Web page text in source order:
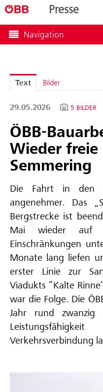
Presse
Navigation
Text Bilder
29.05.2026 5 BILDER
ÖBB-
Wieder freie
Semmering
Die Fahrt in den
angenehmer. Das
Bergstrecke ist
Mai wieder auf
Einschränkungen
Monate lang liefen
erster Linie zur
Viadukts ”Kalte
war die Folge. Die
Jahr rund
Verkehrsverbindung